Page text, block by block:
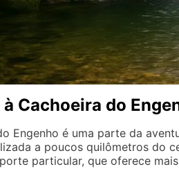
Cachoeira do
Engenho é uma parte da
a poucos quilômetros do
particular, que oferece